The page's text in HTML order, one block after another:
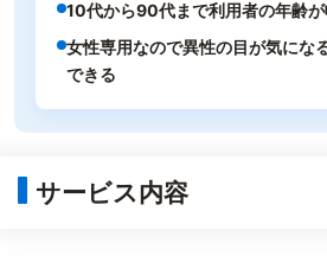
10代から90代まで利用者の年齢
女性専用なので異性の目が気にな
できる
サービス内容